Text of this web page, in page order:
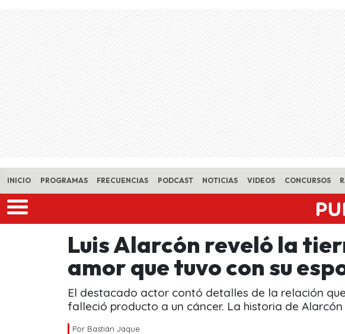
Skip to main content
INICIO PROGRAMAS FRECUENCIAS PODCAST NOTICIAS VIDEOS CONCURSOS
Luis Alarcón reveló la
amor que tuvo con su
El destacado actor contó detalles de la relación
falleció producto a un cáncer. La historia de Alarcón
Por Bastián Jaque